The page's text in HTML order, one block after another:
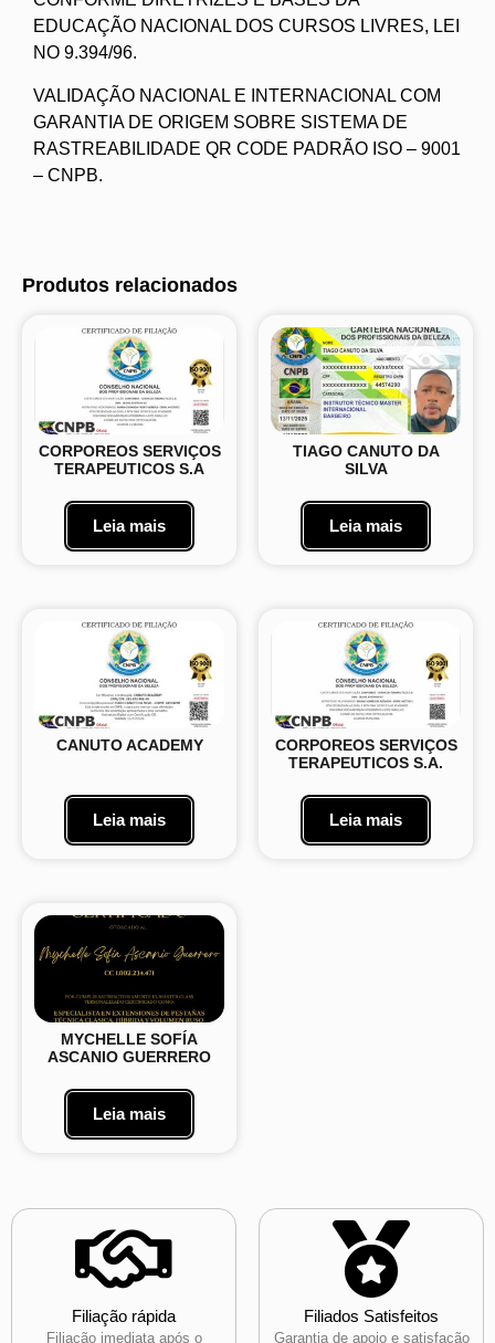
EDUCAÇÃO NACIONAL DOS CURSOS LIVRES, LEI
NO 9.394/96.
VALIDAÇÃO NACIONAL E INTERNACIONAL COM
GARANTIA DE ORIGEM SOBRE SISTEMA DE
RASTREABILIDADE QR CODE PADRÃO ISO – 9001
– CNPB.
Produtos relacionados
CORPOREOS SERVIÇOS
TERAPEUTICOS S.A
Leia mais
TIAGO CANUTO DA
SILVA
Leia mais
CANUTO ACADEMY
Leia mais
CORPOREOS SERVIÇOS
TERAPEUTICOS S.A.
Leia mais
MYCHELLE SOFÍA
ASCANIO GUERRERO
Leia mais
Filiação rápida
Filiação imediata após o
Filiados Satisfeitos
Garantia de apoio e satisfação